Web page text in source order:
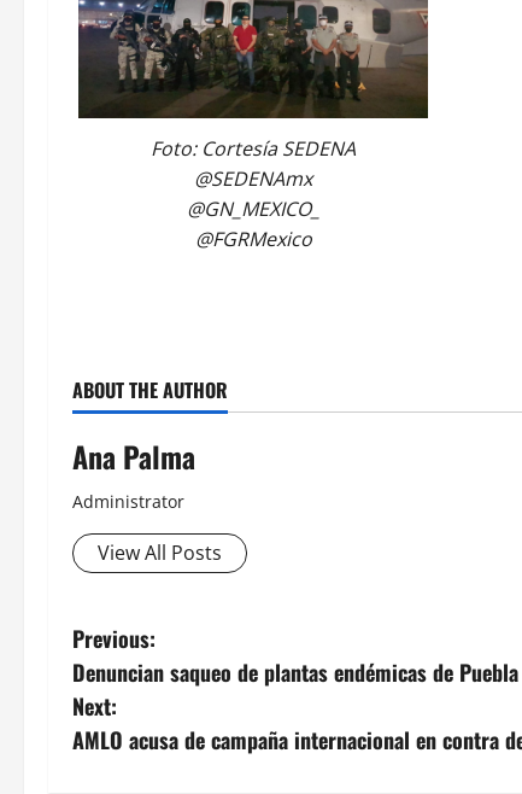
Foto: Cortesía SEDENA
@SEDENAmx
@GN_MEXICO_
@FGRMexico
ABOUT THE AUTHOR
Ana Palma
Administrator
View All Posts
Post
navigation
Previous:
Denuncian saqueo de plantas endémicas de Puebla
Next:
AMLO acusa de campaña internacional en contra